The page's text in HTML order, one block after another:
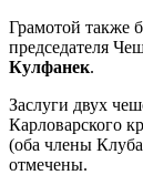
Грамотой также
председателя
Кулфанек.
Заслуги двух
Карловарского
(оба члены
отмечены.